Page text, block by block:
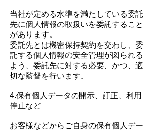
当社が定める水準を満たしている委託
先に個人情報の取扱いを委託すること
があります。
委託先とは機密保持契約を交わし、委
託する個人情報の安全管理が図られる
よう、委託先に対する必要、かつ、適
切な監督を行います。
4.保有個人データの開示、訂正、利用
停止など
お客様などからご自身の保有個人デー